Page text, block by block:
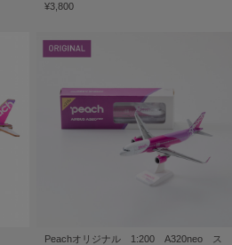
¥3,800
Peachオリジナル 1:200 A320neo ス